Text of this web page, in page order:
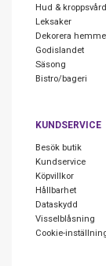
Hud & kroppsvård
Leksaker
Dekorera
Godislandet
Säsong
Bistro/bageri
KUNDSERVICE
Besök butik
Kundservice
Köpvillkor
Hållbarhet
Dataskydd
Visselblåsning
Cookie-